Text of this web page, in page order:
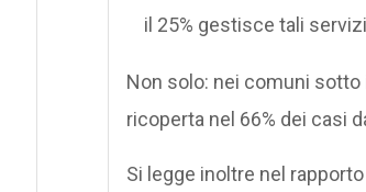
il 25% gestisce tali
Non solo: nei comuni
ricoperta nel 66% dei casi
Si legge inoltre nel